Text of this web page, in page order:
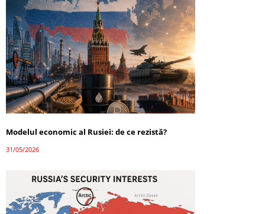
Modelul economic al Rusiei: de ce rezistă?
31/05/2026